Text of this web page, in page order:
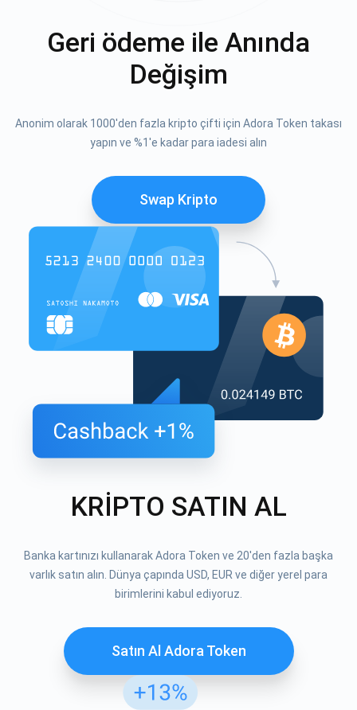
Geri ödeme ile Anında
Değişim
Anonim olarak 1000'den fazla kripto çifti için Adora Token takası
yapın ve %1'e kadar para iadesi alın
Swap Kripto
KRİPTO SATIN AL
Banka kartınızı kullanarak Adora Token ve 20'den fazla başka
varlık satın alın. Dünya çapında USD, EUR ve diğer yerel para
birimlerini kabul ediyoruz.
Satın Al Adora Token